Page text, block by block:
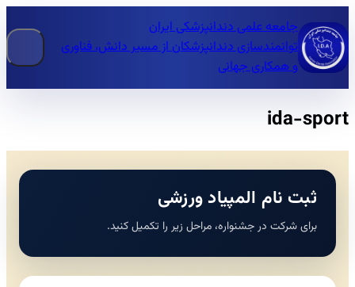
جامعه علمی دندانپزشکی ایران
توانمندسازی دندانپزشکان از مسیر دانش، فناوری
و همکاری جهانی
ida-sport
ثبت نام المپیاد ورزشی
برای شرکت در جشنواره، مراحل زیر را تکمیل کنید.